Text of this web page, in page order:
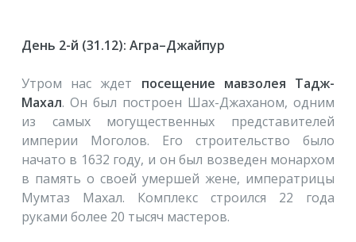
День 2-й (31.12): Агра–Джайпур
Утром нас ждет посещение мавзолея Тадж-
Махал. Он был построен Шах-Джаханом, одним
из самых могущественных представителей
империи Моголов. Его строительство было
начато в 1632 году, и он был возведен монархом
в память о своей умершей жене, императрицы
Мумтаз Махал. Комплекс строился 22 года
руками более 20 тысяч мастеров.